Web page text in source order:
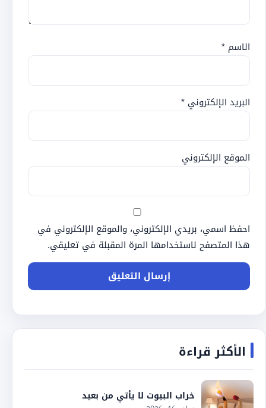
الاسم *
البريد الإلكتروني *
الموقع الإلكتروني
احفظ اسمي، بريدي الإلكتروني، والموقع الإلكتروني في
هذا المتصفح لاستخدامها المرة المقبلة في تعليقي.
الأكثر قراءة
خراب البيوت لا يأتي من بعيد